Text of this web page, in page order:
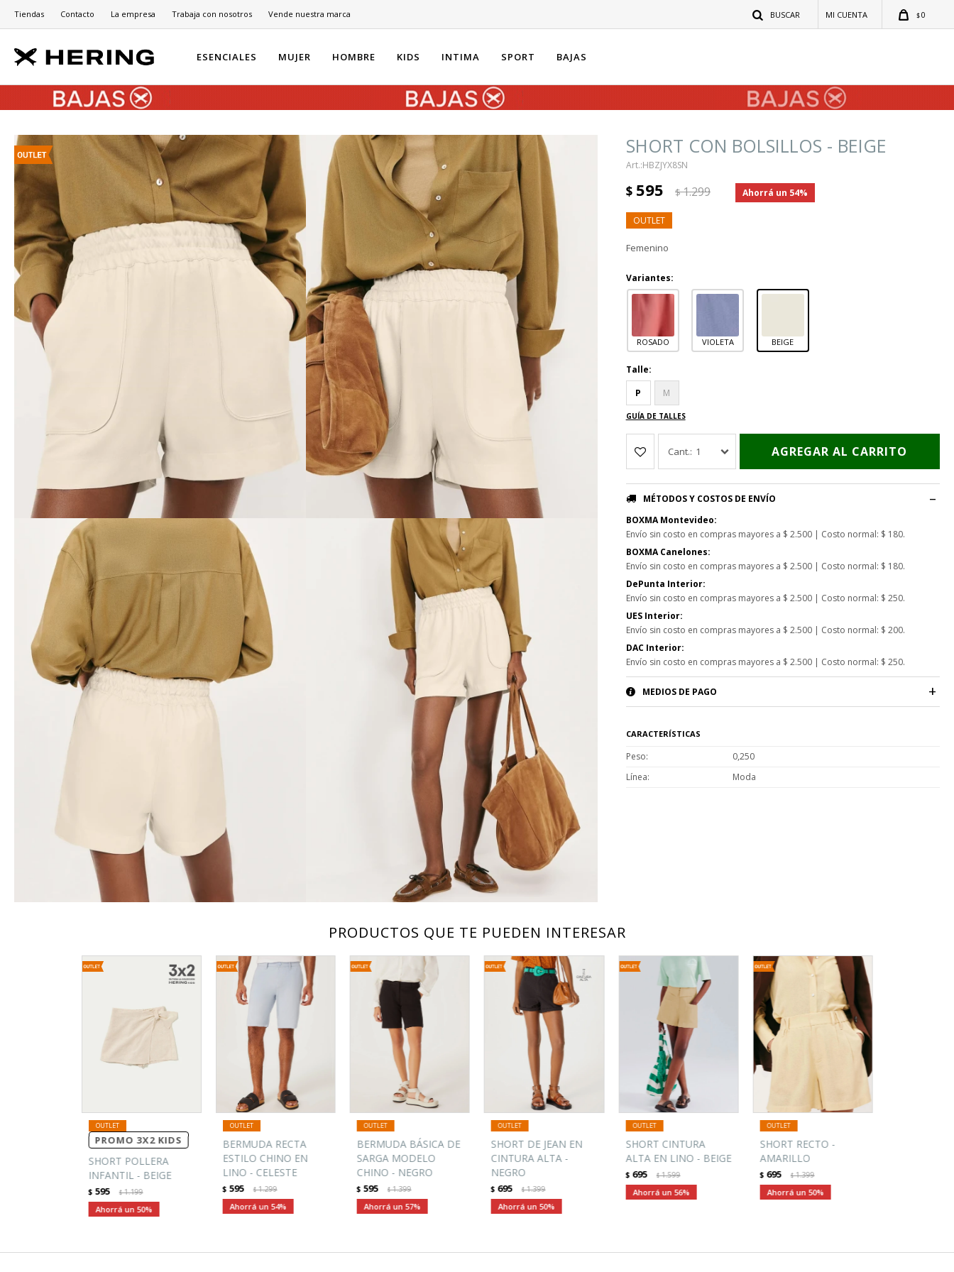
ESENCIALES MUJER HOMBRE KIDS INTIMA SPORT BAJAS
$0
Tiendas Contacto La empresa Trabaja con nosotros Vende nuestra marca
SHORT CON BOLSILLOS - BEIGE
HBZJYX8SN
$ 595 $1.299 54
Femenino
Variantes:
ROSADO VIOLETA BEIGE
Talle:
P
M
GUÍA DE TALLES
1 AGREGAR AL CARRITO
MÉTODOS Y COSTOS DE ENVÍO
BOXMA Montevideo:
Envío sin costo en compras mayores a $ 2.500 | Costo normal: $ 180.
BOXMA Canelones:
Envío sin costo en compras mayores a $ 2.500 | Costo normal: $ 180.
DePunta Interior:
Envío sin costo en compras mayores a $ 2.500 | Costo normal: $ 250.
UES Interior:
Envío sin costo en compras mayores a $ 2.500 | Costo normal: $ 200.
DAC Interior:
Envío sin costo en compras mayores a $ 2.500 | Costo normal: $ 250.
MEDIOS DE PAGO
CARACTERÍSTICAS
Peso
0,250
Línea
Moda
PRODUCTOS QUE TE PUEDEN INTERESAR
PROMO 3X2 KIDS
SHORT POLLERA
INFANTIL - BEIGE
$ 595 $1.199
50
BERMUDA RECTA
ESTILO CHINO EN
LINO - CELESTE
$ 595 $1.299
54
BERMUDA BÁSICA DE
SARGA MODELO
CHINO - NEGRO
$ 595 $1.399
57
SHORT DE JEAN EN
CINTURA ALTA -
NEGRO
$ 695 $1.399
50
SHORT CINTURA
ALTA EN LINO - BEIGE
$ 695 $1.599
56
SHORT RECTO -
AMARILLO
$ 695 $1.399
50